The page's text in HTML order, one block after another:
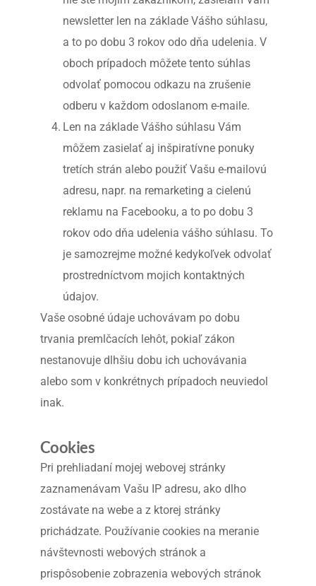
newsletter len na základe Vášho súhlasu,
a to po dobu 3 rokov odo dňa udelenia. V
oboch prípadoch môžete tento súhlas
odvolať pomocou odkazu na zrušenie
odberu v každom odoslanom e-maile.
Len na základe Vášho súhlasu Vám
môžem zasielať aj inšpiratívne ponuky
tretích strán alebo použiť Vašu e-mailovú
adresu, napr. na remarketing a cielenú
reklamu na Facebooku, a to po dobu 3
rokov odo dňa udelenia vášho súhlasu. To
je samozrejme možné kedykoľvek odvolať
prostredníctvom mojich kontaktných
údajov.
Vaše osobné údaje uchovávam po dobu
trvania premlčacích lehôt, pokiaľ zákon
nestanovuje dlhšiu dobu ich uchovávania
alebo som v konkrétnych prípadoch neuviedol
inak.
Cookies
Pri prehliadaní mojej webovej stránky
zaznamenávam Vašu IP adresu, ako dlho
zostávate na webe a z ktorej stránky
prichádzate. Používanie cookies na meranie
návštevnosti webových stránok a
prispôsobenie zobrazenia webových stránok